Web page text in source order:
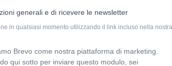
generali e di ricevere le newsletter
in qualsiasi momento utilizzando il link incluso nella nostra
Brevo come nostra piattaforma di marketing.
qui sotto per inviare questo modulo, sei